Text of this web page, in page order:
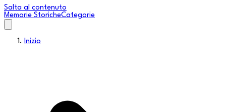
Salta al contenuto
Memorie StoricheCategorie
Inizio